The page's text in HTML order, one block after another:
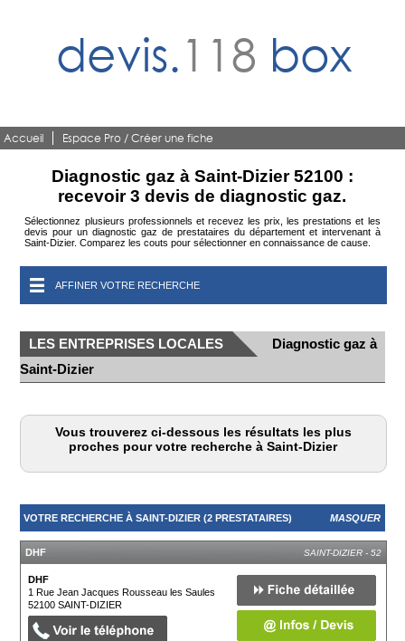
devis.118 box
Accueil Espace Pro / Créer une fiche
Diagnostic gaz à Saint-Dizier 52100 :
recevoir 3 devis de diagnostic gaz.
Sélectionnez plusieurs professionnels et recevez les prix, les prestations et les
devis pour un diagnostic gaz de prestataires du département et intervenant à
Saint-Dizier. Comparez les couts pour sélectionner en connaissance de cause.
AFFINER VOTRE RECHERCHE
LES ENTREPRISES LOCALES
Diagnostic gaz à
Saint-Dizier
Vous trouverez ci-dessous les résultats les plus
proches pour votre recherche à Saint-Dizier
VOTRE RECHERCHE À SAINT-DIZIER (2 PRESTATAIRES) MASQUER
DHF SAINT-DIZIER - 52
DHF
1 Rue Jean Jacques Rousseau les Saules
52100SAINT-DIZIER